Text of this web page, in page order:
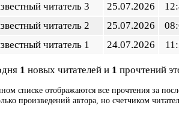
читатель 3
25.07.2026
читатель 2
25.07.2026
читатель 1
24.07.2026
1 новых читателей и 1 прочтений
списке отображаются все прочтения за
произведений автора, но счетчиком